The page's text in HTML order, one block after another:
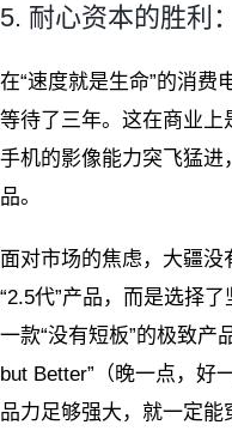
5. 耐心资本的胜利
在“速度就是生命”的消费
等待了三年。这在商业上
手机的影像能力突飞猛
品。
面对市场的焦虑，大疆
“2.5代”产品，而是选择
一款“没有短板”的极致产
but Better”（晚一点，好
品力足够强大，就一定